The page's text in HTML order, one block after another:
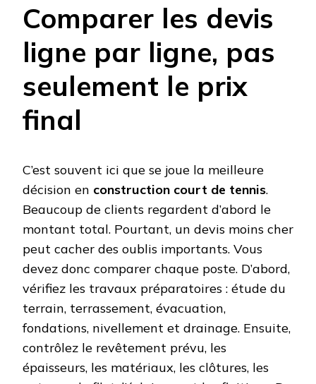
Comparer les devis
ligne par ligne, pas
seulement le prix
final
C’est souvent ici que se joue la meilleure
décision en construction court de tennis.
Beaucoup de clients regardent d’abord le
montant total. Pourtant, un devis moins cher
peut cacher des oublis importants. Vous
devez donc comparer chaque poste. D’abord,
vérifiez les travaux préparatoires : étude du
terrain, terrassement, évacuation,
fondations, nivellement et drainage. Ensuite,
contrôlez le revêtement prévu, les
épaisseurs, les matériaux, les clôtures, les